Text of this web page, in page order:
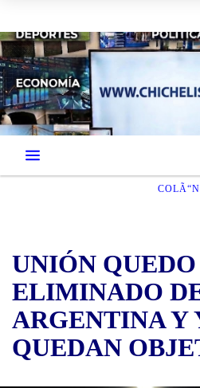
COLÃ“N
UNIÓN QUEDO
ELIMINADO
ARGENTINA Y
QUEDAN